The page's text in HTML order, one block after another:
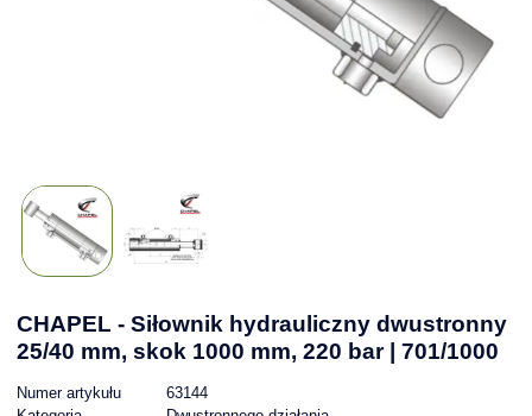
CHAPEL - Siłownik hydrauliczny dwustronny
25/40 mm, skok 1000 mm, 220 bar | 701/1000
Numer artykułu
63144